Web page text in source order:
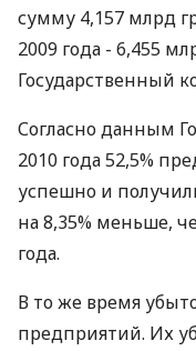
сумму 4,157 млрд
2009 года - 6,455
Государственный
Согласно данным
2010 года 52,5%
успешно и
на 8,35% меньше,
года.
В то же время
предприятий. Их